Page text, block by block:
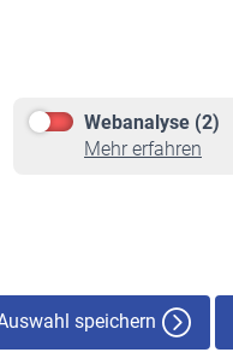
Webanalyse (2)
Mehr erfahren
speichern
Rente beantragen
Rentenauszahlung